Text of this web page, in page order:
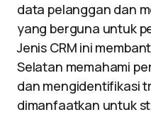
data pelanggan dan
yang berguna untuk
Jenis CRM ini
Selatan memahami
dan mengidentifikasi
dimanfaatkan untuk